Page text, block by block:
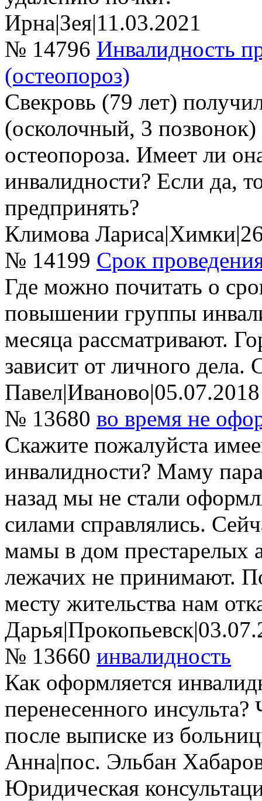
Ирна|Зея|11.03.2021
№ 14796 Инвалидность
(остеопороз)
Свекровь (79 лет)
(осколочный, 3 позвонок)
остеопороза. Имеет ли
инвалидности? Если да,
предпринять?
Климова Лариса|Химки|
№ 14199 Срок
Где можно почитать о
повышении группы
месяца рассматривают.
зависит от личного дела.
Павел|Иваново|05.07.2018
№ 13680 во время не
Скажите пожалуйста
инвалидности? Маму
назад мы не стали
силами справлялись.
мамы в дом престарелых
лежачих не принимают.
месту жительства нам
Дарья|Прокопьевск|
№ 13660 инвалидность
Как оформляется
перенесенного
после выписке из
Анна|пос. Эльбан
Юридическая